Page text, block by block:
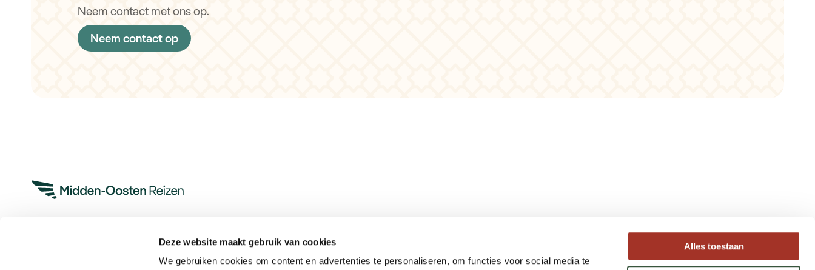
Deze website maakt gebruik van cookies
We gebruiken cookies om content en advertenties te personaliseren, om functies voor social media te
Alles toestaan
Neem contact met ons op.
Neem contact op
Meer informatie
Actueel Maatwerk Rondreizen